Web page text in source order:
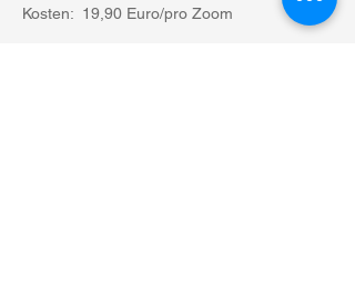
Kosten:  19,90 Euro/pro Zoom